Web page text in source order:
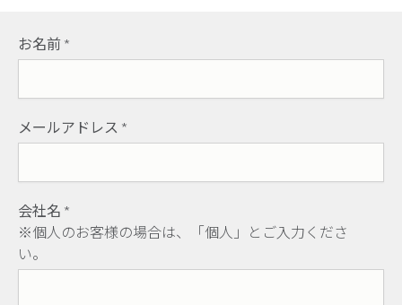
お名前 *
メールアドレス *
会社名 *
※個人のお客様の場合は、「個人」とご入力くださ
い。